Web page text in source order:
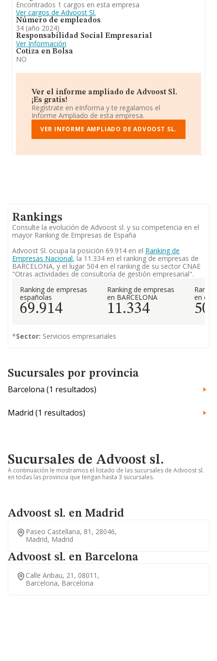
Encontrados 1 cargos en esta empresa
Ver cargos de Advoost Sl.
Número de empleados
34 (año 2024)
Responsabilidad Social Empresarial
Ver Información
Cotiza en Bolsa
NO
Ver el informe ampliado de Advoost Sl.
¡Es gratis!
Regístrate en eInforma y te regalamos el
Informe Ampliado de esta empresa.
VER INFORME AMPLIADO DE ADVOOST SL.
Rankings
Consulte la evolución de Advoost sl. y su competencia en el
mayor Ranking de Empresas de España
Advoost Sl. ocupa la posición 69.914 en el Ranking de
Empresas Nacional, la 11.334 en el ranking de empresas de
BARCELONA, y el lugar 504 en el ranking de su sector CNAE
"Otras actividades de consultoría de gestión empresarial".
Ranking de empresas
españolas
69.914
Ranking de empresas
en BARCELONA
11.334
en el
504
*Sector: Servicios empresariales
Sucursales por provincia
Barcelona (1 resultados)
Madrid (1 resultados)
Sucursales de Advoost sl.
A continuación le mostramos el listado de las sucursales de Advoost sl.
en todas las provincia que tengan hasta 3 sucursales.
Advoost sl. en Madrid
Paseo Castellana, 81, 28046,
Madrid, Madrid
Advoost sl. en Barcelona
Calle Aribau, 21, 08011,
Barcelona, Barcelona